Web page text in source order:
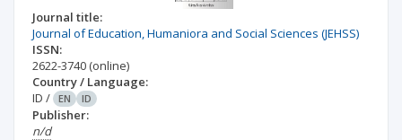
Journal title:
Journal of Education, Humaniora and Social Sciences (JEHSS)
ISSN:
2622-3740 (online)
Country / Language:
ID / EN ID
Publisher:
n/d